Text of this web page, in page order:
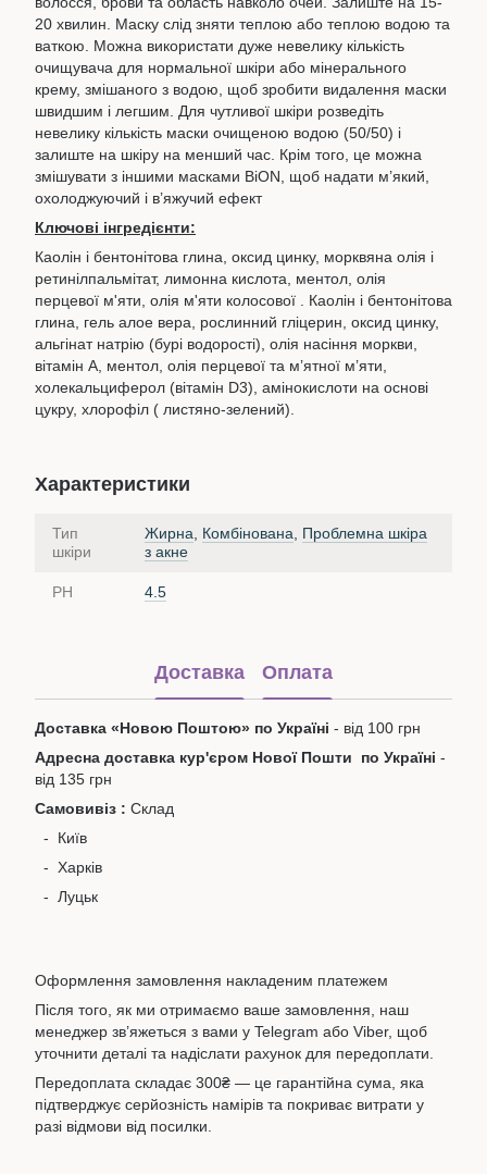
20 хвилин. Маску слід зняти теплою або теплою водою та
ваткою. Можна використати дуже невелику кількість
очищувача для нормальної шкіри або мінерального
крему, змішаного з водою, щоб зробити видалення маски
швидшим і легшим. Для чутливої ​​шкіри розведіть
невелику кількість маски очищеною водою (50/50) і
залиште на шкіру на менший час. Крім того, це можна
змішувати з іншими масками BiON, щоб надати м’який,
охолоджуючий і в’яжучий ефект
Ключові інгредієнти:
Каолін і бентонітова глина, оксид цинку, морквяна олія і
ретинілпальмітат, лимонна кислота, ментол, олія
перцевої м'яти, олія м'яти колосової . Каолін і бентонітова
глина, гель алое вера, рослинний гліцерин, оксид цинку,
альгінат натрію (бурі водорості), олія насіння моркви,
вітамін А, ментол, олія перцевої та м’ятної м’яти,
холекальциферол (вітамін D3), амінокислоти на основі
цукру, хлорофіл ( листяно-зелений).
Характеристики
Тип
шкіри
Жирна Комбінована
Проблемна шкіра
з акне
PH 4.5
Доставка Оплата
Доставка «Новою Поштою» по Україні - від 100 грн
Адресна доставка кур'єром Нової Пошти по Україні -
від 135 грн
Самовивіз : Склад
- Київ
- Харків
- Луцьк
Оформлення замовлення накладеним платежем
Після того, як ми отримаємо ваше замовлення, наш
менеджер зв’яжеться з вами у Telegram або Viber, щоб
уточнити деталі та надіслати рахунок для передоплати.
Передоплата складає 300₴ — це гарантійна сума, яка
підтверджує серйозність намірів та покриває витрати у
разі відмови від посилки.